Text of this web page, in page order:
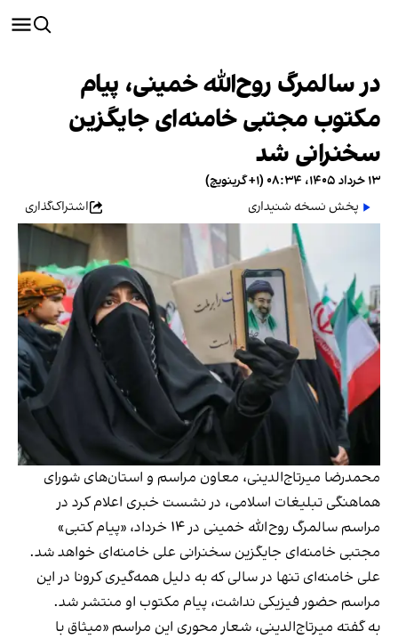
در سالمرگ روح‌الله خمینی، پیام
مکتوب مجتبی خامنه‌ای جایگزین
سخنرانی شد
۱۳ خرداد ۱۴۰۵، ۰۸:۳۴ (‎+۱ گرینویچ)
پخش نسخه شنیداری
اشتراک‌گذاری
محمدرضا میرتاج‌الدینی، معاون مراسم و استان‌های شورای
هماهنگی تبلیغات اسلامی، در نشست خبری اعلام کرد در
مراسم سالمرگ روح‌الله خمینی در ۱۴ خرداد، «پیام کتبی»
مجتبی خامنه‌ای جایگزین سخنرانی علی خامنه‌ای خواهد شد.
علی خامنه‌ای تنها در سالی که به دلیل همه‌گیری کرونا در این
مراسم حضور فیزیکی نداشت، پیام مکتوب او منتشر شد.
به گفته میرتاج‌الدینی، شعار محوری این مراسم «میثاق با